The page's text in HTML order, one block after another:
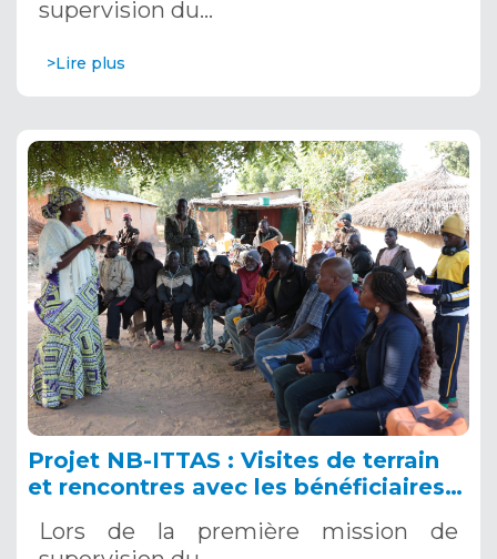
supervision du…
>Lire plus
Projet NB-ITTAS : Visites de terrain
et rencontres avec les bénéficiaires
2024
Lors de la première mission de